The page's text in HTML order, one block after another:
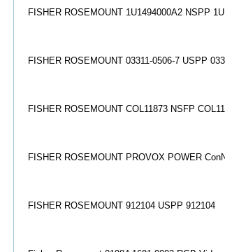
FISHER ROSEMOUNT 1U1494000A2 NSPP
FISHER ROSEMOUNT 03311-0506-7 USPP
FISHER ROSEMOUNT COL11873 NSFP
FISHER ROSEMOUNT PROVOX POWER Co
FISHER ROSEMOUNT 912104 USPP 912104